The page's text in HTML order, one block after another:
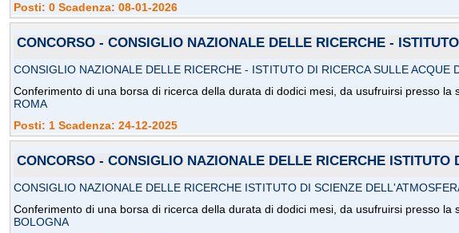
Posti: 0 Scadenza: 08-01-2026
CONCORSO - CONSIGLIO NAZIONALE DELLE RICERCHE -
CONSIGLIO NAZIONALE DELLE RICERCHE - ISTITUTO DI RICERCA SULLE ACQUE
Conferimento di una borsa di ricerca della durata di dodici mesi, da usufruirsi presso la
ROMA
Posti: 1 Scadenza: 24-12-2025
CONCORSO - CONSIGLIO NAZIONALE DELLE RICERCHE
CONSIGLIO NAZIONALE DELLE RICERCHE ISTITUTO DI SCIENZE
Conferimento di una borsa di ricerca della durata di dodici mesi, da usufruirsi presso la
BOLOGNA